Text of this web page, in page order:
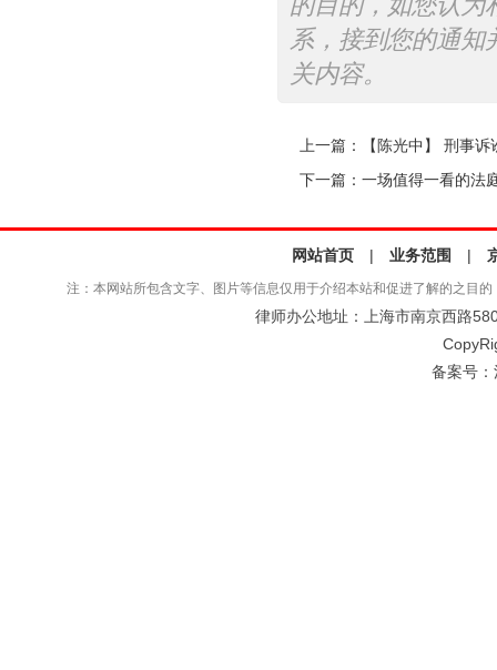
系，接到您的通知
关内容。
上一篇： 【陈光中】 刑事
下一篇： 一场值得一看的法
网站首页 | 业务范围 |
注：本网站所包含文字、图片等信息仅用于介绍本站和促进了解的之目
律师办公地址：上海市南京西路
备案号：